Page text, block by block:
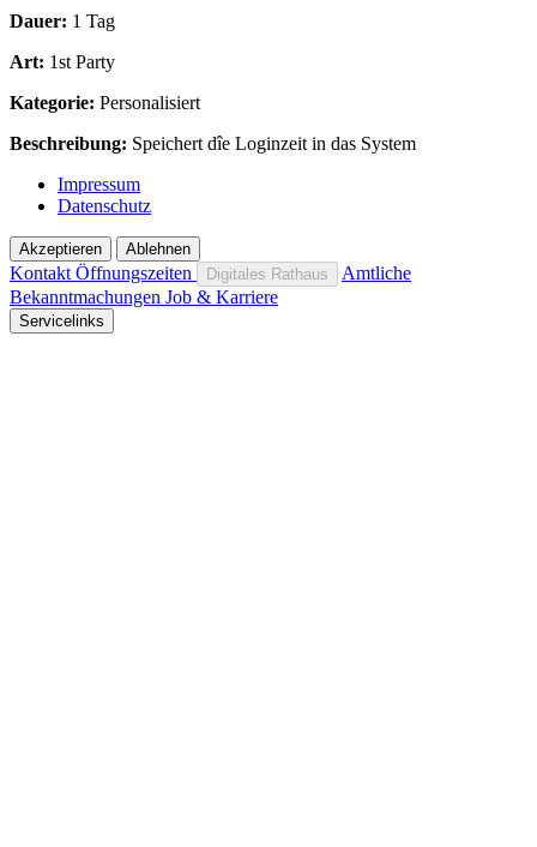
Dauer: 1 Tag
Art: 1st Party
Kategorie: Personalisiert
Beschreibung: Speichert dîe Loginzeit in das System
Impressum
Datenschutz
Akzeptieren Ablehnen
Kontakt Öffnungszeiten Digitales Rathaus
Amtliche
Bekanntmachungen Job & Karriere
Servicelinks